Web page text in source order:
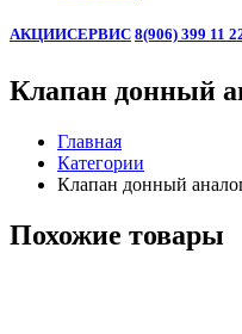
АКЦИИСЕРВИС 8(906) 399 11
Клапан донный
Главная
Категории
Клапан донный
Похожие товары